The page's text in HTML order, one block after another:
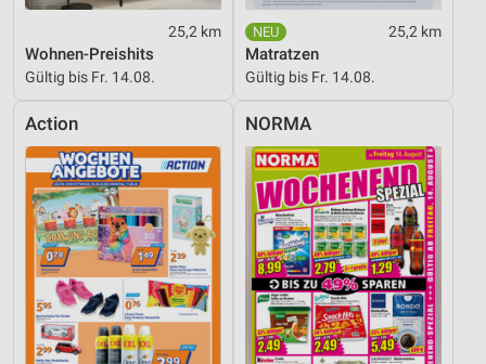
25,2 km
Wohnen-Preishits
Gültig bis Fr. 14.08.
25,2 km
Matratzen
Gültig bis Fr. 14.08.
Action NORMA